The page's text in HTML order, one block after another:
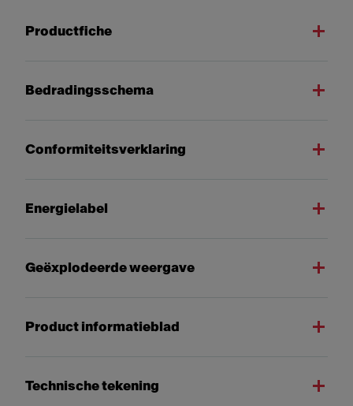
Productfiche
Bedradingsschema
Conformiteitsverklaring
Energielabel
Geëxplodeerde weergave
Product informatieblad
Technische tekening